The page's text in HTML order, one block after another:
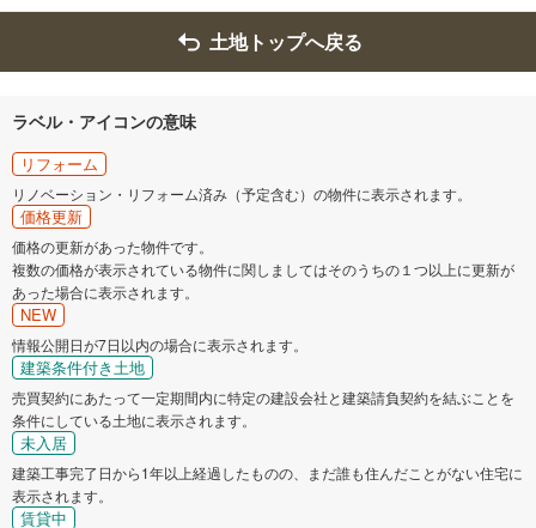
土地トップへ戻る
ラベル・アイコンの意味
リフォーム
リノベーション・リフォーム済み（予定含む）の物件に表示されます。
価格更新
価格の更新があった物件です。
複数の価格が表示されている物件に関しましてはそのうちの１つ以上に更新が
あった場合に表示されます。
NEW
情報公開日が7日以内の場合に表示されます。
建築条件付き土地
売買契約にあたって一定期間内に特定の建設会社と建築請負契約を結ぶことを
条件にしている土地に表示されます。
未入居
建築工事完了日から1年以上経過したものの、まだ誰も住んだことがない住宅に
表示されます。
賃貸中